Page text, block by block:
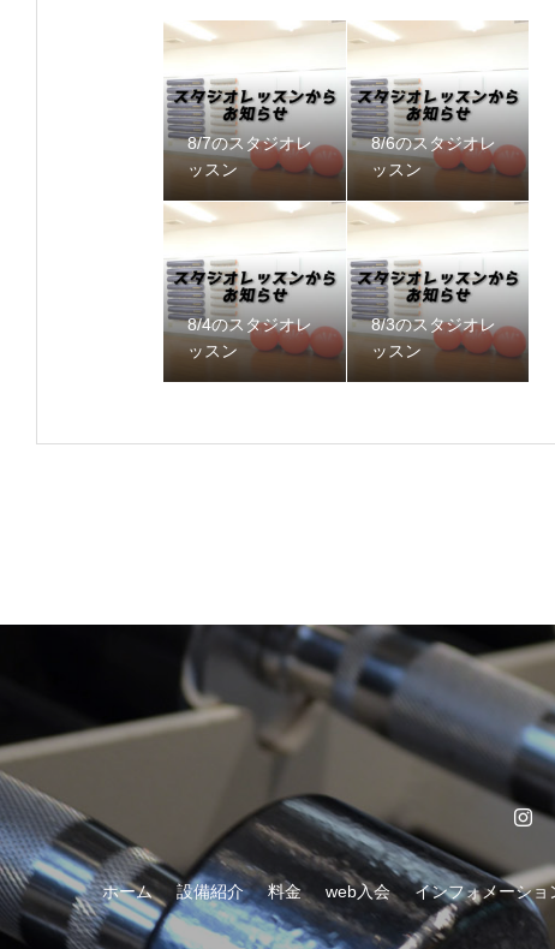
8/7のスタジオレ
ッスン
8/6のスタジオレ
ッスン
8/4のスタジオレ
ッスン
8/3のスタジオレ
ッスン
ホーム 設備紹介 料金 web入会 インフォメーショ